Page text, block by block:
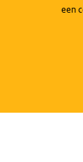
een